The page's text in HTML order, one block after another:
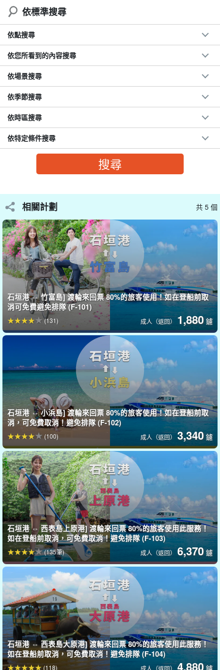
◆希望欣賞鳩間島藍色風景者。
◆ 希望參觀電視劇《琉璃之島》拍攝地的人士。
遊客仍然很少，建議想放鬆心情、享受古早沖繩氣氛的人來此遊玩
☆。
當地採購因大量排隊而損失時間...
建議提前線上預訂！
同日，石垣港遠島碼頭。非常擁擠。
預先在線上預訂，就不需要在活動當天購票！
請務必提前預約，因為這樣可以省去一路排隊買票的壓力，並讓您
有充裕的時間登船。
點擊這裡查看渡輪擠塞的最新文章。
依標準搜尋
依點搜尋
依您所看到的內容搜尋
依場景搜尋
依季節搜尋
依時區搜尋
依特定條件搜尋
相關計劃 共 5 個
石垣港 ⇔ 竹富島] 渡輪來回票 80%的旅客使用！如在登船前取
消可免費避免排隊 (F-101)
成人（返回） 1,880 鑢
(131)
石垣港 ⇔ 小浜島] 渡輪來回票 80%的旅客使用！如在登船前取
消，可免費取消！避免排隊 (F-102)
成人（返回） 3,340 鑢
(100)
石垣港 ⇔ 西表島上原港] 渡輪來回票 80%的旅客使用此服務！
如在登船前取消，可免費取消！避免排隊 (F-103)
成人（返回） 6,370 鑢
(135筆)
石垣港 ⇔ 西表島大原港] 渡輪來回票 80%的旅客使用此服務！
如在登船前取消，可免費取消！避免排隊 (F-104)
成人（返回） 4,880 鑢
(118)